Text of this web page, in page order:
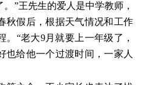
”王先生的爱人是中学教师，
秋假后，根据天气情况和工作
“老大9月就要上一年级了，
也给他一个过渡时间，一家人